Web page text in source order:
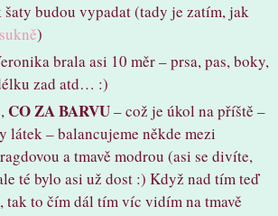
budou vypadat (tady je zatím, jak
sukně)
brala asi 10 měr – prsa, pas, boky,
zad atd… :)
CO ZA BARVU– což je úkol na příště –
látek – balancujeme někde mezi
a tmavě modrou (asi se divíte,
té bylo asi už dost :) Když nad tím teď
tak to čím dál tím víc vidím na tmavě